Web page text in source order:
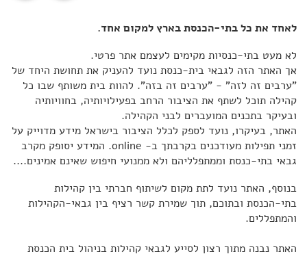
לאחד את כל בתי-הכנסת בארץ למקום אחד.
לא מעט בתי-כנסיות מקימים לעצמם אתר פרטי.
אך האתר הזה לגבאי בית-כנסת נועד להעניק את תחושת היחד של
"ערבים זה לזה" - "ערבים זה בזה". להוות בית משותף שבו כל
קהילה תוכל לשתף את הציבור הרחב בפעילויותיה, בחוויותיה
ובעיקר בתכנים המועברים לבני הקהילה.
האתר, בעיקרו, נועד לספק לכלל הציבור בישראל מידע מדוייק על
זמני תפילות מעודכנים בקרבתך ב- online. המידע יסופק מקרב
גבאי בתי-כנסת וממתפלליהם ולא ממנועי חיפוש שאינם אמינים....
בנוסף, האתר נועד לתת מקום לשיתוף חברתי בין קהילות
בתי-הכנסת ובתוכם, תוך שמירת קשר רציף בין גבאי-הקהילות
והמתפללים.
האתר נבנה מתוך רצון לסייע לגבאי קהילות בניהול בית הכנסת